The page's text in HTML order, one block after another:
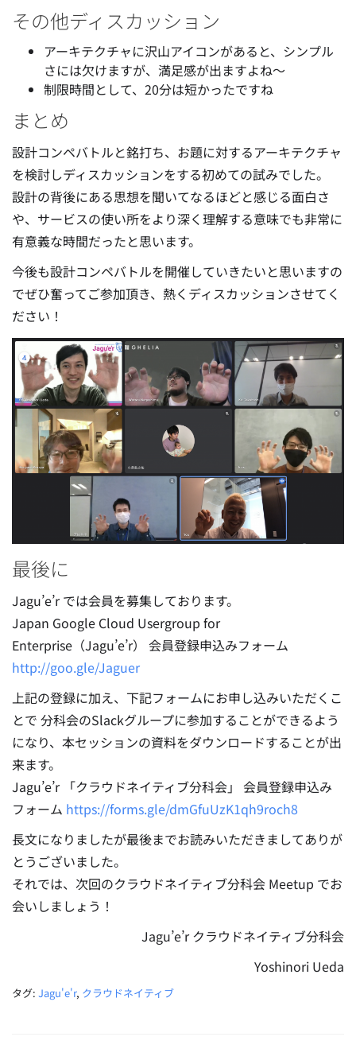
その他ディスカッション
アーキテクチャに沢山アイコンがあると、シンプル
さには欠けますが、満足感が出ますよね〜
制限時間として、20分は短かったですね
まとめ
設計コンペバトルと銘打ち、お題に対するアーキテクチャ
を検討しディスカッションをする初めての試みでした。
設計の背後にある思想を聞いてなるほどと感じる面白さ
や、サービスの使い所をより深く理解する意味でも非常に
有意義な時間だったと思います。
今後も設計コンペバトルを開催していきたいと思いますの
でぜひ奮ってご参加頂き、熱くディスカッションさせてく
ださい！
最後に
Jagu’e’r では会員を募集しております。
Japan Google Cloud Usergroup for
Enterprise（Jagu’e’r） 会員登録申込みフォーム
http://goo.gle/Jaguer
上記の登録に加え、下記フォームにお申し込みいただくこ
とで 分科会のSlackグループに参加することができるよう
になり、本セッションの資料をダウンロードすることが出
来ます。
Jagu’e’r 「クラウドネイティブ分科会」 会員登録申込み
フォーム https://forms.gle/dmGfuUzK1qh9roch8
長文になりましたが最後までお読みいただきましてありが
とうございました。
それでは、次回のクラウドネイティブ分科会 Meetup でお
会いしましょう！
Jagu’e’r クラウドネイティブ分科会
Yoshinori Ueda
タグ: Jagu'e'r, クラウドネイティブ